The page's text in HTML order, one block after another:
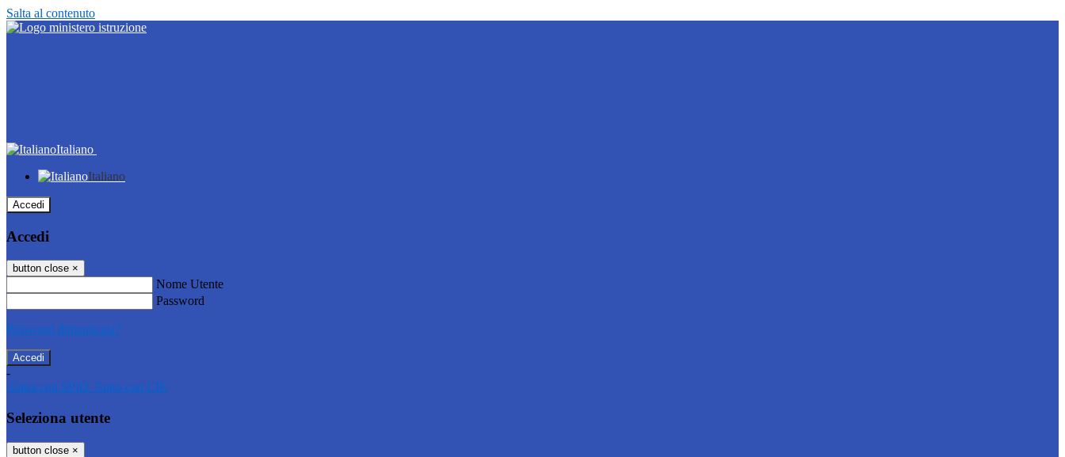
Salta al contenuto
Italiano
Italiano
Accedi
Accedi
button close ×
Nome Utente
Password
Password dimenticata?
-
Entra con SPID Entra con CIE
Seleziona utente
button close ×